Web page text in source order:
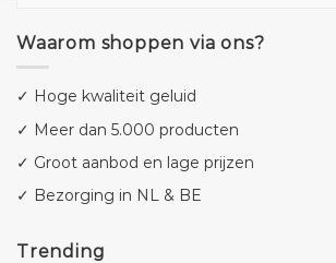
Waarom shoppen via ons?
✓ Hoge kwaliteit geluid
✓ Meer dan 5.000 producten
✓ Groot aanbod en lage prijzen
✓ Bezorging in NL & BE
Trending